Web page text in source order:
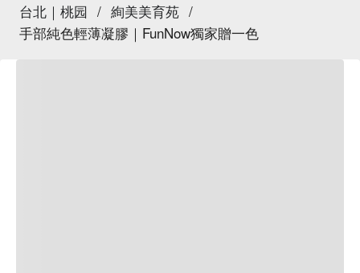
台北｜桃园 / 絢美美育苑 /
手部純色輕薄凝膠｜FunNow獨家贈一色